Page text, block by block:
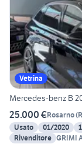
Vetrina
Mercedes-benz B
25.000 €Rosarno(
Usato
01/2020
Rivenditore GRIMI